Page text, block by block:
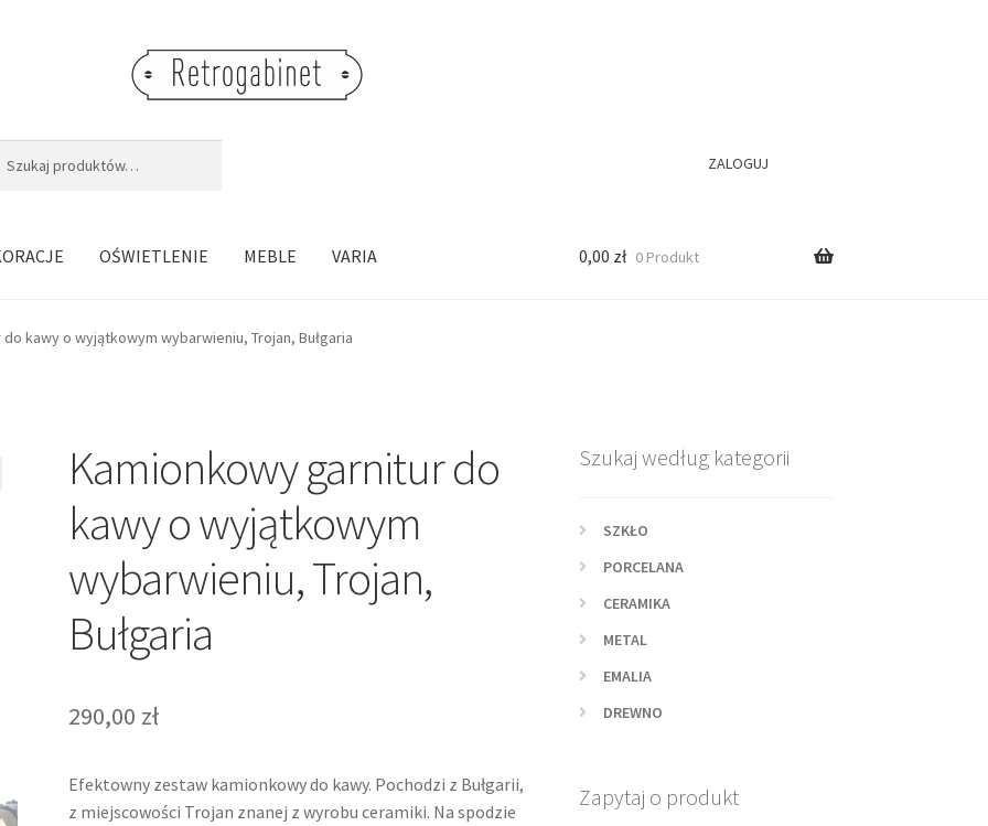
ZALOGUJ
OŚWIETLENIE MEBLE VARIA 0,00 zł 0 Produkt
kawy o wyjątkowym wybarwieniu, Trojan, Bułgaria
Kamionkowy garnitur do
kawy o wyjątkowym
wybarwieniu, Trojan,
Bułgaria
290,00 zł
Efektowny zestaw kamionkowy do kawy. Pochodzi z Bułgarii,
z miejscowości Trojan znanej z wyrobu ceramiki. Na spodzie
Szukaj według kategorii
SZKŁO
PORCELANA
CERAMIKA
METAL
EMALIA
DREWNO
Zapytaj o produkt